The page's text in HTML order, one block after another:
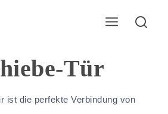
Tür
ist die perfekte Verbindung von